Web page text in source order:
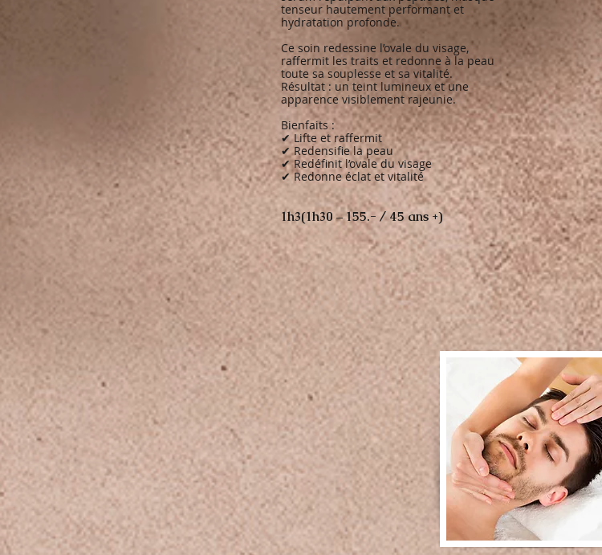
tenseur hautement performant et
hydratation profonde.
Ce soin redessine l’ovale du visage,
raffermit les traits et redonne à la peau
toute sa souplesse et sa vitalité.
Résultat : un teint lumineux et une
apparence visiblement rajeunie.
Bienfaits :
✔ Lifte et raffermit
✔ Redensifie la peau
✔ Redéfinit l’ovale du visage
✔ Redonne éclat et vitalité
1h3(1h30 – 155.- / 45 ans +)